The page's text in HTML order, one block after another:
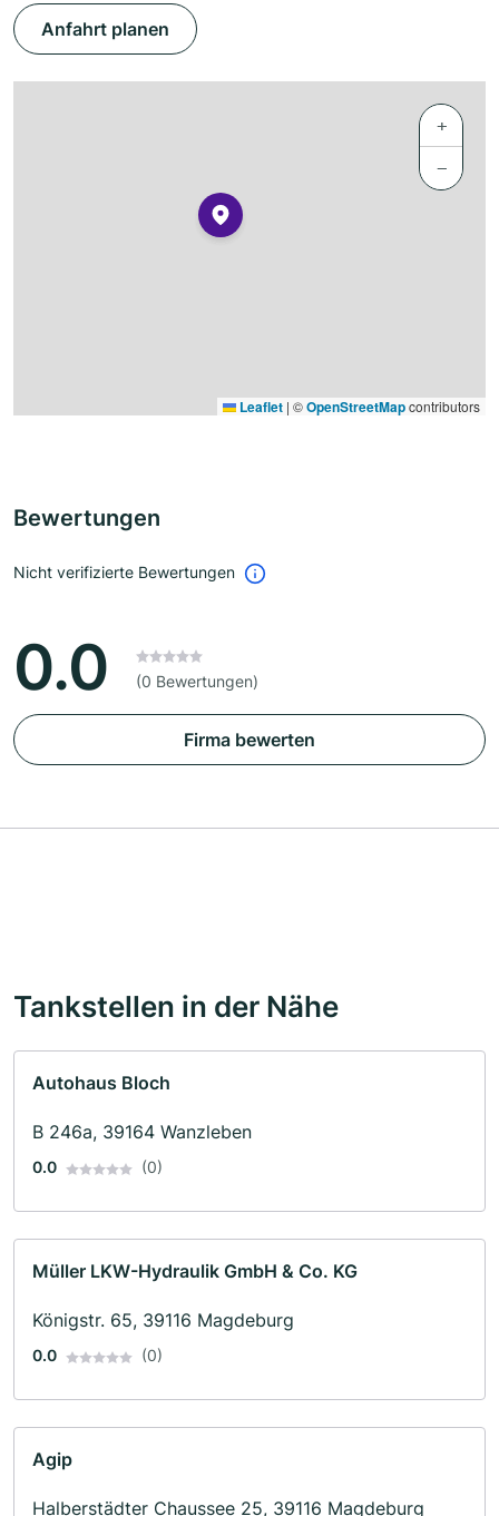
Anfahrt planen
+
−
Leaflet | ©OpenStreetMapcontributors
Bewertungen
Nicht verifizierte Bewertungen
0.0 (0 Bewertungen)
Firma bewerten
Tankstellen in der Nähe
Autohaus Bloch
B 246a, 39164 Wanzleben
0.0 (0)
Müller LKW-Hydraulik GmbH & Co. KG
Königstr. 65, 39116 Magdeburg
0.0 (0)
Agip
Halberstädter Chaussee 25, 39116 Magdeburg